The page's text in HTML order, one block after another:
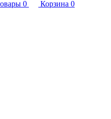
0 Корзина 0